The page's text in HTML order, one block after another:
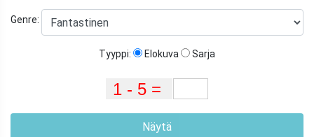
Genre:
Tyyppi: Elokuva Sarja
Näytä